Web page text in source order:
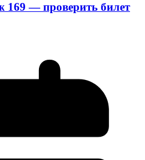
169 — проверить билет